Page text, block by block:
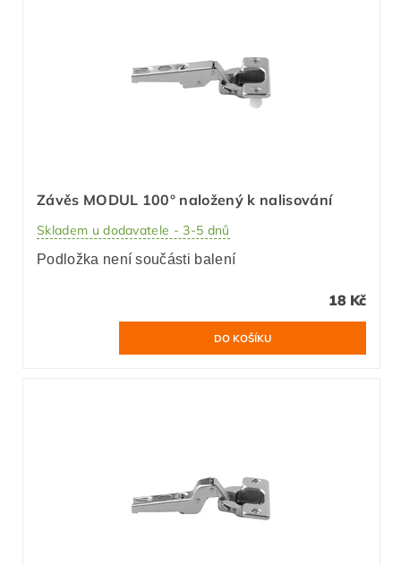
Závěs MODUL 100° naložený k nalisování
Skladem u dodavatele - 3-5 dnů
Podložka není součásti balení
18 Kč